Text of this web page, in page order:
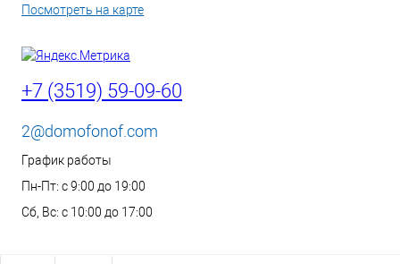
Посмотреть на карте
+7 (3519) 59-09-60
2@domofonof.com
График работы
Пн-Пт: с 9:00 до 19:00
Сб, Вс: с 10:00 до 17:00